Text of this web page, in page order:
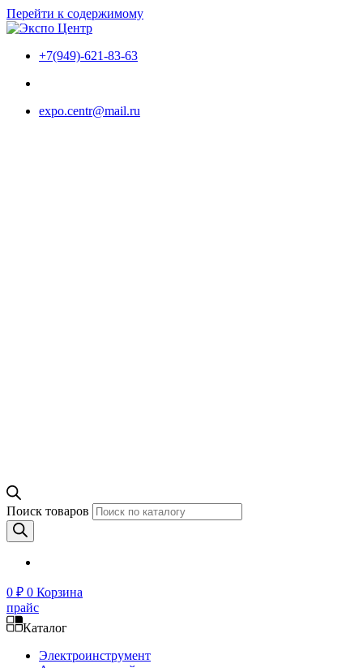
Перейти к содержимому
+7(949)-621-83-63
expo.centr@mail.ru
Поиск товаров
0 ₽ 0 Корзина
прайс
Каталог
Электроинструмент